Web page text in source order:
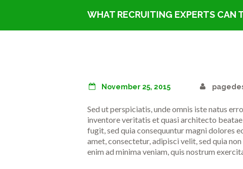
WHAT RECRUITING EXPERTS CAN
November 25, 2015
Sed ut perspiciatis, unde omnis iste natus
inventore veritatis et quasi architecto
fugit, sed quia consequuntur magni dolores
amet, consectetur, adipisci velit, sed quia
enim ad minima veniam, quis nostrum